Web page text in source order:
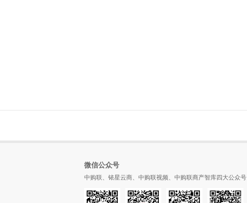
微信公众号
中购联、铱星云商、中购联视频、中购联商产智库四大公众号